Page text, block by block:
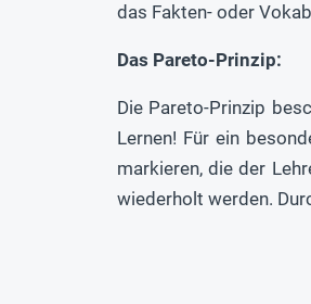
das Fakten- oder
Das Pareto-Prinzip:
Die Pareto-Prinzip
Lernen! Für ein
markieren, die der
wiederholt werden.